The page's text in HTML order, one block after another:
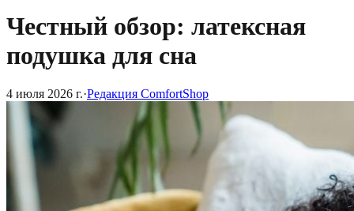
Честный обзор: латексная
подушка для сна
4 июля 2026 г.·Редакция ComfortShop